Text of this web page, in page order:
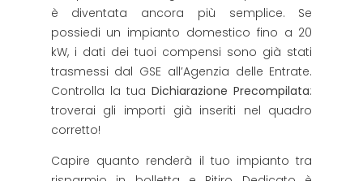
è diventata ancora più semplice. Se
possiedi un impianto domestico fino a 20
kW, i dati dei tuoi compensi sono già stati
trasmessi dal GSE all’Agenzia delle Entrate.
Controlla la tuaDichiarazione Precompilata:
troverai gli importi già inseriti nel quadro
corretto!
Capire quanto renderà il tuo impianto tra